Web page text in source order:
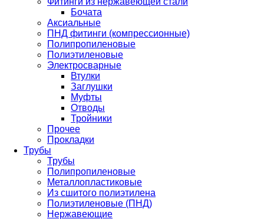
Бочата
Аксиальные
ПНД фитинги (компрессионные)
Полипропиленовые
Полиэтиленовые
Электросварные
Втулки
Заглушки
Муфты
Отводы
Тройники
Прочее
Прокладки
Трубы
Трубы
Полипропиленовые
Металлопластиковые
Из сшитого полиэтилена
Полиэтиленовые (ПНД)
Нержавеющие